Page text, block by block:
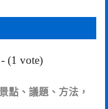
(1 vote)
點、議題、方法，